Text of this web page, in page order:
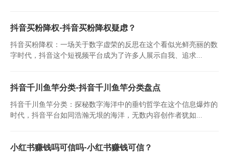
抖音买粉降权-抖音买粉降权疑虑？
抖音买粉降权：一场关于数字虚荣的反思在这个看似光鲜亮丽的数
字时代，抖音这个短视频平台成为了许多人展示自我、追求...
抖音千川鱼竿分类-抖音千川鱼竿分类盘点
抖音千川鱼竿分类：探秘数字海洋中的垂钓哲学在这个信息爆炸的
时代，抖音平台如同浩瀚无垠的海洋，无数内容创作者犹如...
小红书赚钱吗可信吗-小红书赚钱可信？